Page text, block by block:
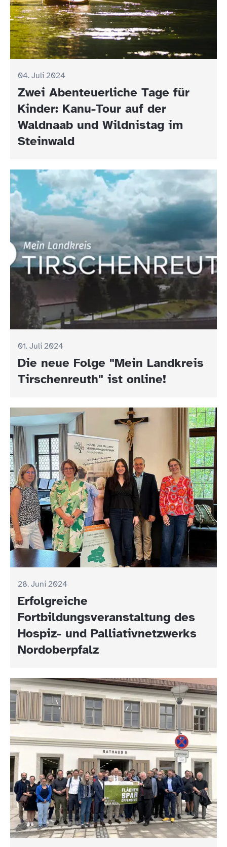
04. Juli 2024
Zwei Abenteuerliche Tage für
Kinder: Kanu-Tour auf der
Waldnaab und Wildnistag im
Steinwald
01. Juli 2024
Die neue Folge "Mein Landkreis
Tirschenreuth" ist online!
28. Juni 2024
Erfolgreiche
Fortbildungsveranstaltung des
Hospiz- und Palliativnetzwerks
Nordoberpfalz